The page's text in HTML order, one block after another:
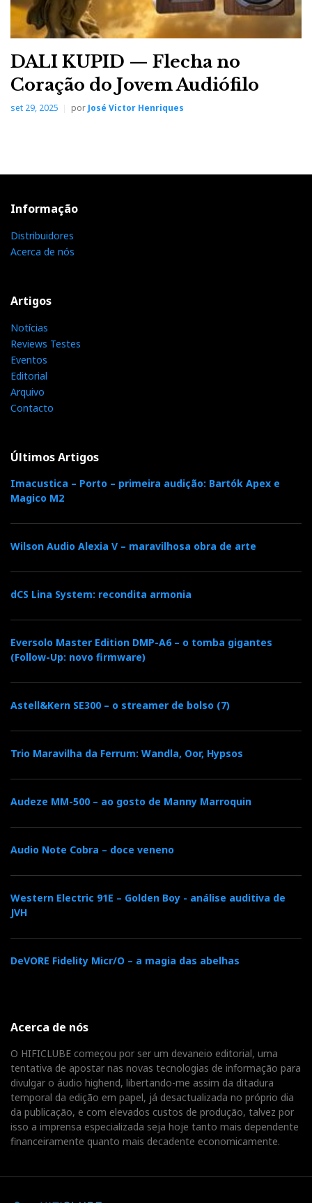
DALI KUPID — Flecha no
Coração do Jovem Audiófilo
set 29, 2025 porJosé Victor Henriques
Informação
Distribuidores
Acerca de nós
Artigos
Notícias
Reviews Testes
Eventos
Editorial
Arquivo
Contacto
Últimos Artigos
Imacustica – Porto – primeira audição: Bartók Apex e
Magico M2
Wilson Audio Alexia V – maravilhosa obra de arte
dCS Lina System: recondita armonia
Eversolo Master Edition DMP-A6 – o tomba gigantes
(Follow-Up: novo firmware)
Astell&Kern SE300 – o streamer de bolso (7)
Trio Maravilha da Ferrum: Wandla, Oor, Hypsos
Audeze MM-500 – ao gosto de Manny Marroquin
Audio Note Cobra – doce veneno
Western Electric 91E – Golden Boy - análise auditiva de
JVH
DeVORE Fidelity Micr/O – a magia das abelhas
Acerca de nós
O HIFICLUBE começou por ser um devaneio editorial, uma
tentativa de apostar nas novas tecnologias de informação para
divulgar o áudio highend, libertando-me assim da ditadura
temporal da edição em papel, já desactualizada no próprio dia
da publicação, e com elevados custos de produção, talvez por
isso a imprensa especializada seja hoje tanto mais dependente
financeiramente quanto mais decadente economicamente.